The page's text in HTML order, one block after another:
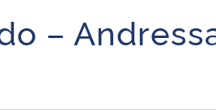
Banco Central do Brasil
–